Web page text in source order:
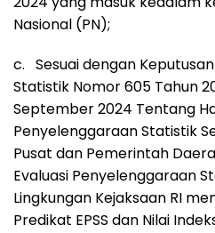
Nasional (PN);
c. Sesuai dengan
Statistik Nomor 605 Tahun
September 2024 Tentang
Penyelenggaraan Statistik
Pusat dan Pemerintah
Evaluasi Penyelenggaraan
Lingkungan Kejaksaan RI
Predikat EPSS dan Nilai